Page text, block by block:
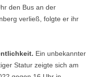
den Bus an der
verließ, folgte er ihr
Ein unbekannter
Statur zeigte sich am